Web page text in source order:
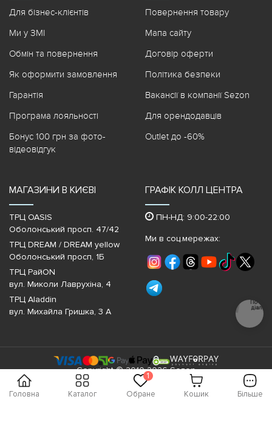
Головна Каталог Обране
1
Кошик Більше
Для бізнес-клієнтів
Ми у ЗМІ
Обмін та повернення
Як оформити замовлення
Гарантія
Програма лояльності
Бонус 100 грн за фото-
відеовідгук
Повернення товару
Мапа сайту
Договір оферти
Політика безпеки
Вакансії в компанії Sezon
Для орендодавців
Outlet до -60%
МАГАЗИНИ В КИЄВІ
ТРЦ OASIS
Оболонський просп. 47/42
ТРЦ DREAM / DREAM yellow
Оболонський просп, 1Б
ТРЦ РайON
вул. Миколи Лаврухіна, 4
ТРЦ Aladdin
вул. Михайла Гришка, 3 А
ГРАФІК КОЛЛ ЦЕНТРА
ПН-НД: 9:00-22:00
Ми в соц.мережах:
Copyright © 2010-2026 Sezon
Почати
діалог